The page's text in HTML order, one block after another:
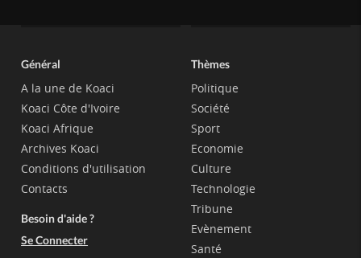
Général
A la une de Koaci
Koaci Côte d'Ivoire
Koaci Afrique
Archives Koaci
Conditions d'utilisation
Contacts
Besoin d'aide ?
Se Connecter
Thèmes
Politique
Société
Sport
Economie
Culture
Technologie
Tribune
Evènement
Santé